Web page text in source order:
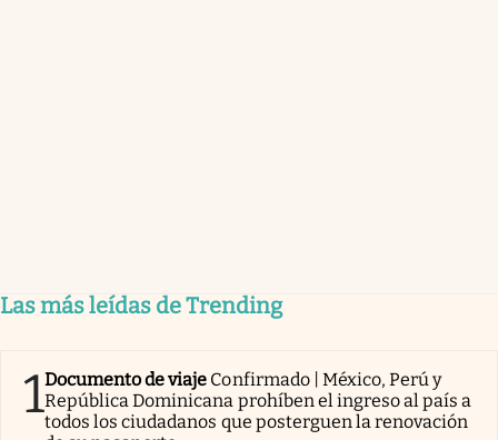
Las más leídas de Trending
1Documento de viaje Confirmado | México, Perú y
República Dominicana prohíben el ingreso al país a
todos los ciudadanos que posterguen la renovación